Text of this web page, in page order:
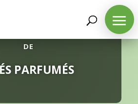
DE
PARFUMÉS